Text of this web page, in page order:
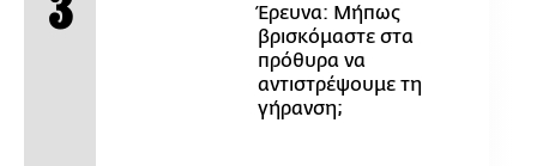
Έρευνα: Μήπως
βρισκόμαστε στα
πρόθυρα να
αντιστρέψουμε τη
γήρανση;